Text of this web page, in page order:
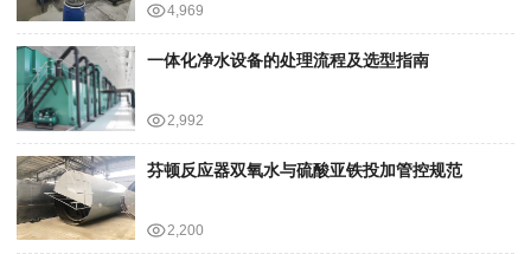
4,969
一体化净水设备的处理流程及选型指南
2,992
芬顿反应器双氧水与硫酸亚铁投加管控规范
2,200